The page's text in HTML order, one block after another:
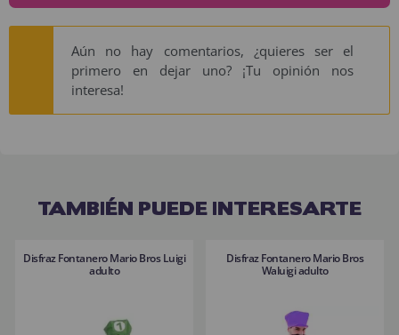
Aún no hay comentarios, ¿quieres ser el
primero en dejar uno? ¡Tu opinión nos
interesa!
TAMBIÉN PUEDE INTERESARTE
Disfraz Fontanero Mario Bros Luigi
adulto
Disfraz Fontanero Mario Bros
Waluigi adulto